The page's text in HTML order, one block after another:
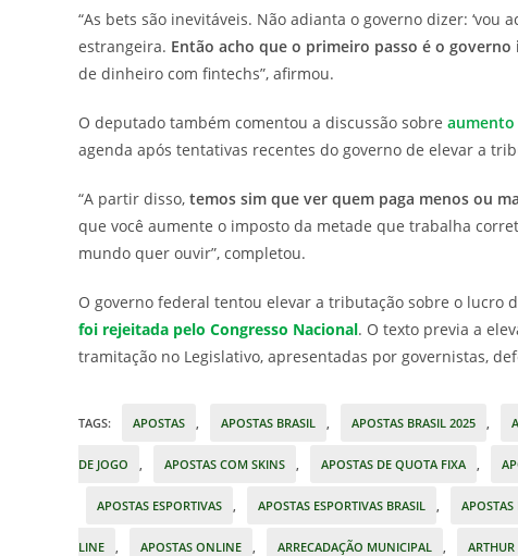
“As bets são inevitáveis. Não adianta o governo dizer: ‘vou
estrangeira. Então acho que o primeiro passo é o
de dinheiro com fintechs”, afirmou.
O deputado também comentou a discussão sobre aumento
agenda após tentativas recentes do governo de elevar a
“A partir disso, temos sim que ver quem paga menos ou
que você aumente o imposto da metade que trabalha
mundo quer ouvir”, completou.
O governo federal tentou elevar a tributação sobre o lucro
foi rejeitada pelo Congresso Nacional. O texto previa a
tramitação no Legislativo, apresentadas por governistas,
TAGS: APOSTAS , APOSTAS BRASIL , APOSTAS BRASIL 2025 ,
DE JOGO , APOSTAS COM SKINS , APOSTAS DE QUOTA FIXA ,
APOSTAS ESPORTIVAS , APOSTAS ESPORTIVAS BRASIL , APOSTAS
LINE , APOSTAS ONLINE , ARRECADAÇÃO MUNICIPAL , ARTHUR